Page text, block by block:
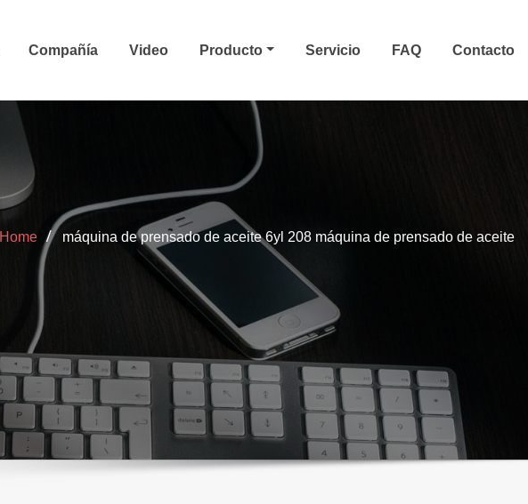
Compañía Video Producto Servicio FAQ Contacto
Home máquina de prensado de aceite 6yl 208 máquina de prensado de aceite